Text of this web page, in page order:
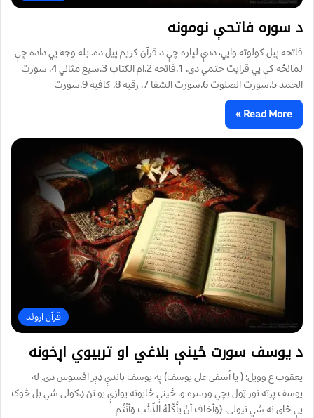
د سوره فاتحې نومونه
فاتحه پيل کولوته وايي، ددې لپاره چې د قرآن کريم پيل ده. بله وجه يي داده چې
لمانځه کې يي قرايت حتمي دى. 1.فاتحه 2.ام الکتاب 3.سبع مثاني 4. سورت
الحمد 5.سورت الصلوت 6.سورت الشفا 7. رقيه 8. کافيه 9.سورت
Read More »
قرآن اړوند
د یوسف سورت ځينې بلاغي او تربیوي اړخونه
یعقوب ع وویل: ( يا أسفى على يوسف) په یوسف باندې ډېر افسوس دی. له
یوسف پرته نور ټول بچي ورسره و. ځینې ځایونه یوازې یو تن ډکولی شي بل څوک
یې ځای نه شي نیولی. ﴿وَأَخَاف أَنْ يَأْكُلَهُ الذِّئْب وَأَنْتُم